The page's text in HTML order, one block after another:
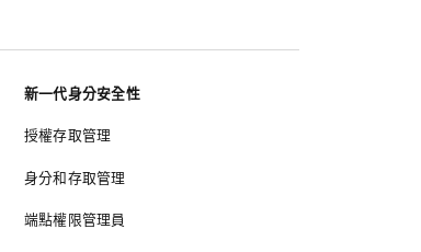
新一代身分安全性
授權存取管理
身分和存取管理
端點權限管理員